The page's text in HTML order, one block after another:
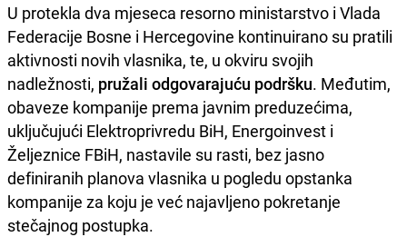
U protekla dva mjeseca resorno ministarstvo i Vlada
Federacije Bosne i Hercegovine kontinuirano su pratili
aktivnosti novih vlasnika, te, u okviru svojih
nadležnosti, pružali odgovarajuću podršku. Međutim,
obaveze kompanije prema javnim preduzećima,
uključujući Elektroprivredu BiH, Energoinvest i
Željeznice FBiH, nastavile su rasti, bez jasno
definiranih planova vlasnika u pogledu opstanka
kompanije za koju je već najavljeno pokretanje
stečajnog postupka.